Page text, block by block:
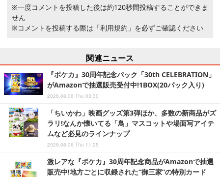
※一度コメントを投稿した後は約120秒間投稿することができま
せん
※コメントを投稿する際は 「利用規約」 を必ずご確認ください
関連ニュース
『ポケカ』30周年記念パック「30th CELEBRATION」
がAmazonで抽選販売受付中!1BOX(20パック入り)
2026.08.06 Thu 03:30
「ちいかわ」映画グッズ第3弾ほか、多数の新商品がズ
ラリ!なんか懐いてる「鳥」マスコットや場面写アイテ
ムなど必見のラインナップ
2026.08.06 Thu 11:25
激レアな『ポケカ』30周年記念商品がAmazonで抽選
販売中!地方ごとに収録された“御三家”の特別カード